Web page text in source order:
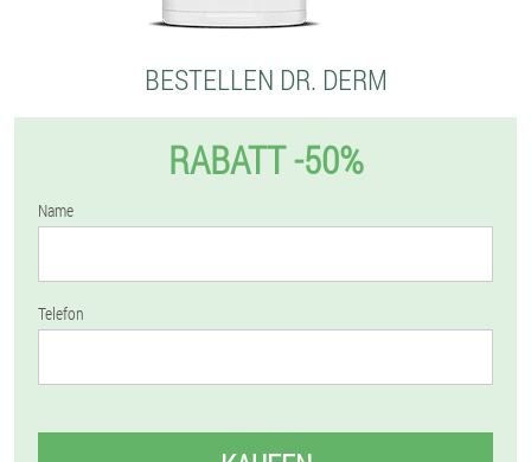
BESTELLEN DR. DERM
RABATT -50%
Name
Telefon